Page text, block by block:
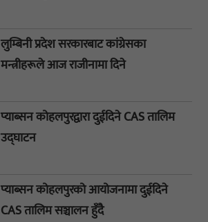
लुम्बिनी प्रदेश सरकारबाट कांग्रेसका
मन्त्रीहरूले आज राजीनामा दिने
प्याब्सन कोहलपुरद्वारा दुईदिने CAS तालिम
उद्घाटन
प्याब्सन कोहलपुरको आयोजनामा दुईदिने
CAS तालिम सञ्चालन हुँदै